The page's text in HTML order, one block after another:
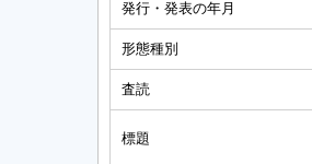
発行・発表の年月
形態種別
査読
標題